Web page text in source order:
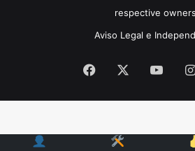
respective
Aviso Legal e
Facebook